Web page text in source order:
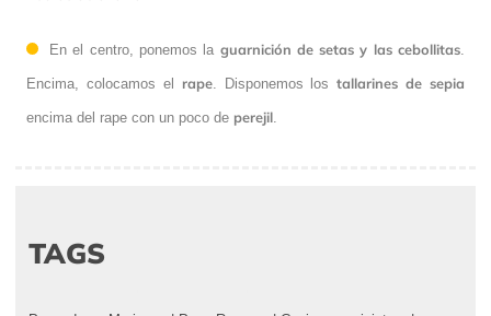
En el centro, ponemos la guarnición de setas y las cebollitas.
Encima, colocamos el rape. Disponemos lostallarines de sepia
encima del rape con un poco de perejil.
TAGS